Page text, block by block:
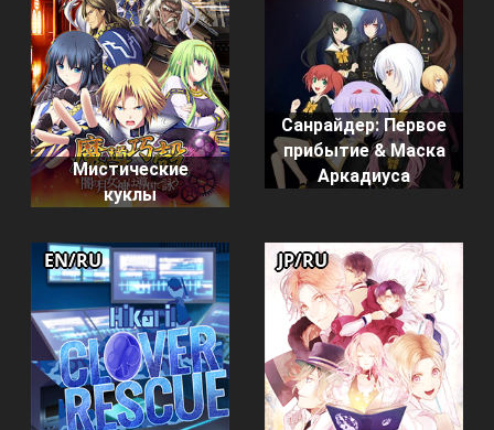
Мистические
куклы
Санрайдер: Первое
прибытие & Маска
Аркадиуса
EN/RU JP/RU